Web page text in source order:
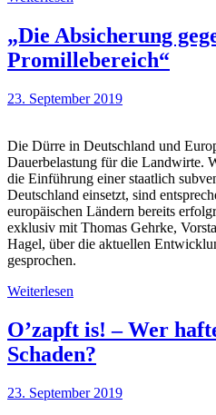
„Die Absicherung
Promillebereich“
23. September 2019
Die Dürre in Deutschland und
Dauerbelastung für die Landwirte.
die Einführung einer staatlich
Deutschland einsetzt, sind
europäischen Ländern bereits
exklusiv mit Thomas Gehrke,
Hagel, über die aktuellen
gesprochen.
Weiterlesen
O’zapft is! – Wer
Schaden?
23. September 2019